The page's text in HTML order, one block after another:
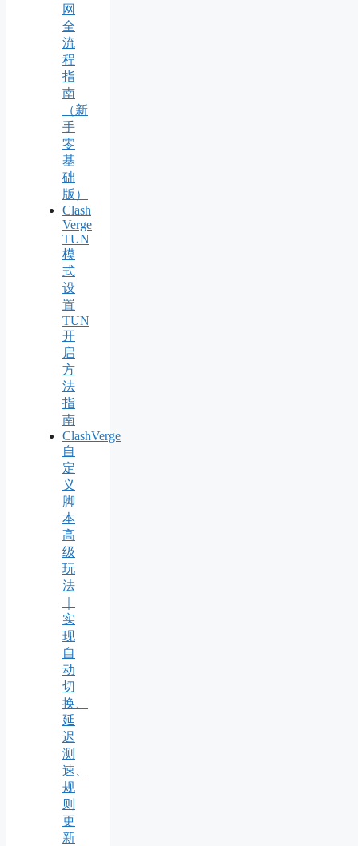
网
全
流
程
指
南
（新
手
零
基
础
版）
Clash
Verge
TUN
模
式
设
置
TUN
开
启
方
法
指
南
ClashVerge
自
定
义
脚
本
高
级
玩
法
实
现
自
动
切
换、
延
迟
测
速、
规
则
更
新